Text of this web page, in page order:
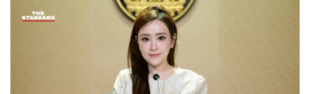
งาม วิธีสังเกตว่าอาคารใดเป็นของบริษัท ดิไอคอนกรุ๊ป จำกัด
ดูได้จากป้ายสัญลักษณ์ด้านหน้าที่จะเป็นโลโก้บริษัทแบบ
เดียวกันทั้งหมด โดยที่หน้าตึกทุกตึกจะติดกล้องวงจรปิดทุก
มุม แต่ละส่วนจะมีพื้นที่ขนาด 1-2 คูหา
ยกเว้นในส่วนของสำนักงานที่มีขนาดใหญ่สุด 5 คูหา ซึ่งขณะ